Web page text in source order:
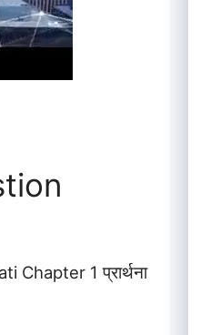
Chapter 1 प्रार्थना